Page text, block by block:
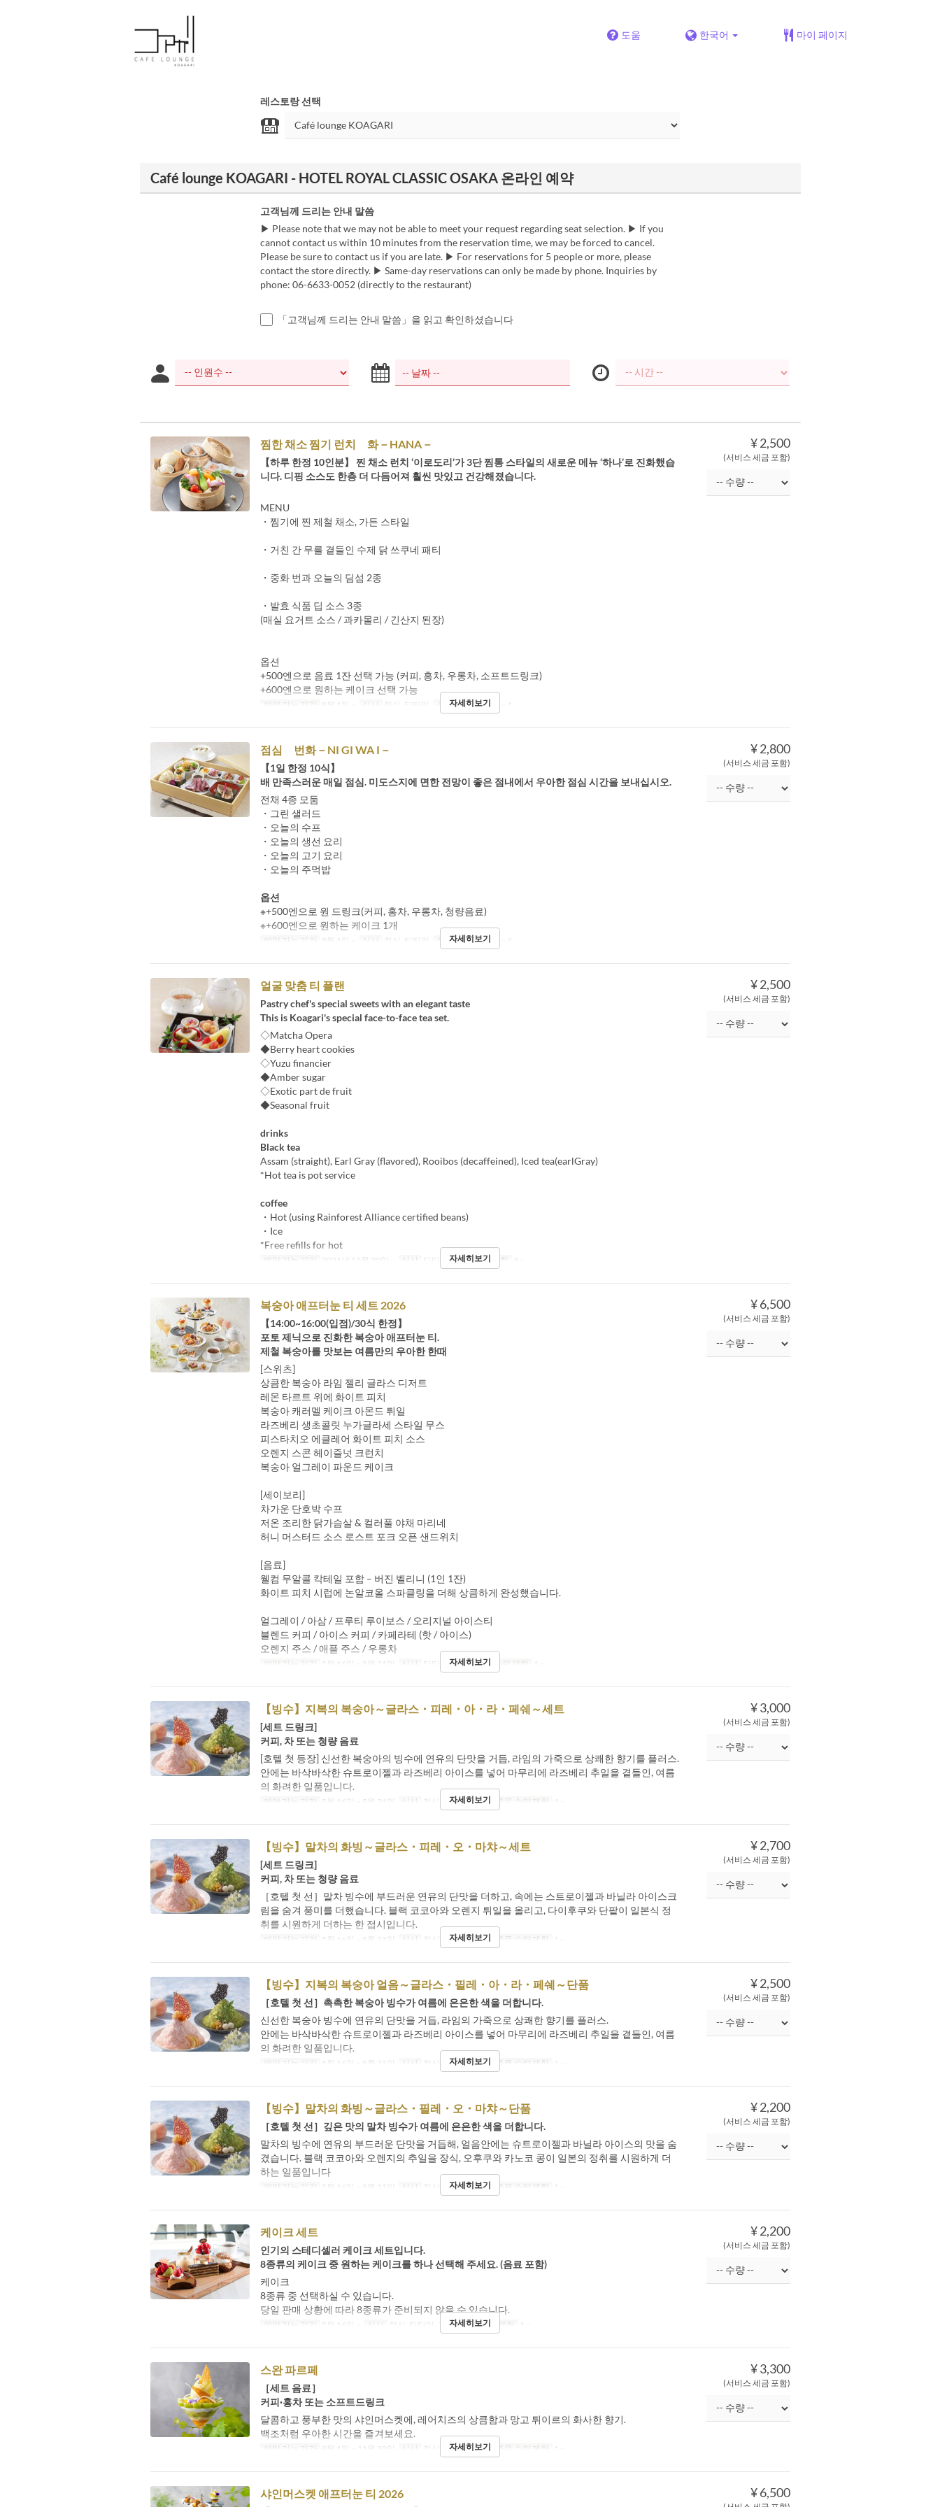
도움 한국어 마이 페이지
레스토랑 선택
Café lounge KOAGARI - HOTEL ROYAL CLASSIC OSAKA 온라인 예약
고객님께 드리는 안내 말씀
▶ Please note that we may not be able to meet your request regarding seat selection. ▶ If you
cannot contact us within 10 minutes from the reservation time, we may be forced to cancel.
Please be sure to contact us if you are late. ▶ For reservations for 5 people or more, please
contact the store directly. ▶ Same-day reservations can only be made by phone. Inquiries by
phone: 06-6633-0052 (directly to the restaurant)
「고객님께 드리는 안내 말씀」을 읽고 확인하셨습니다
¥ 2,500
(서비스 세금 포함)
찜한 채소 찜기 런치 화－HANA－
【하루 한정 10인분】 찐 채소 런치 ‘이로도리’가 3단 찜통 스타일의 새로운 메뉴 ‘하나’로 진화했습
니다. 디핑 소스도 한층 더 다듬어져 훨씬 맛있고 건강해졌습니다.
MENU
・찜기에 찐 제철 채소, 가든 스타일
・거친 간 무를 곁들인 수제 닭 쓰쿠네 패티
・중화 번과 오늘의 딤섬 2종
・발효 식품 딥 소스 3종
(매실 요거트 소스 / 과카몰리 / 긴산지 된장)
옵션
+500엔으로 음료 1잔 선택 가능 (커피, 홍차, 우롱차, 소프트드링크)
+600엔으로 원하는 케이크 선택 가능
예약 가능 기간 8월 1일 ~ 식사 점심, 티타임 주문 수량 제한 1 ~ 4
자세히보기
¥ 2,800
(서비스 세금 포함)
점심 번화－NI GI WA I－
【1일 한정 10식】
배 만족스러운 매일 점심. 미도스지에 면한 전망이 좋은 점내에서 우아한 점심 시간을 보내십시오.
전채 4종 모둠
・그린 샐러드
・오늘의 수프
・오늘의 생선 요리
・오늘의 고기 요리
・오늘의 주먹밥
옵션
※+500엔으로 원 드링크(커피, 홍차, 우롱차, 청량음료)
※+600엔으로 원하는 케이크 1개
예약 가능 기간 8월 1일 ~ 식사 점심, 티타임 주문 수량 제한 1 ~ 4
자세히보기
¥ 2,500
(서비스 세금 포함)
얼굴 맞춤 티 플랜
Pastry chef's special sweets with an elegant taste
This is Koagari's special face-to-face tea set.
◇Matcha Opera
◆Berry heart cookies
◇Yuzu financier
◆Amber sugar
◇Exotic part de fruit
◆Seasonal fruit
drinks
Black tea
Assam (straight), Earl Gray (flavored), Rooibos (decaffeined), Iced tea(earlGray)
*Hot tea is pot service
coffee
・Hot (using Rainforest Alliance certified beans)
・Ice
*Free refills for hot
예약 가능 기간 2021년 11월 20일 ~ 식사 티타임 주문 수량 제한 4 ~
자세히보기
¥ 6,500
(서비스 세금 포함)
복숭아 애프터눈 티 세트 2026
【14:00~16:00(입점)/30식 한정】
포토 제닉으로 진화한 복숭아 애프터눈 티.
제철 복숭아를 맛보는 여름만의 우아한 한때
[스위츠]
상큼한 복숭아 라임 젤리 글라스 디저트
레몬 타르트 위에 화이트 피치
복숭아 캐러멜 케이크 아몬드 튀일
라즈베리 생초콜릿 누가글라세 스타일 무스
피스타치오 에클레어 화이트 피치 소스
오렌지 스콘 헤이즐넛 크런치
복숭아 얼그레이 파운드 케이크
[세이보리]
차가운 단호박 수프
저온 조리한 닭가슴살 & 컬러풀 야채 마리네
허니 머스터드 소스 로스트 포크 오픈 샌드위치
[음료]
웰컴 무알콜 칵테일 포함 – 버진 벨리니 (1인 1잔)
화이트 피치 시럽에 논알코올 스파클링을 더해 상큼하게 완성했습니다.
얼그레이 / 아삼 / 프루티 루이보스 / 오리지널 아이스티
블렌드 커피 / 아이스 커피 / 카페라테 (핫 / 아이스)
오렌지 주스 / 애플 주스 / 우롱차
예약 가능 기간 5월 16일 ~ 8월 31일 식사 티타임, 저녁 주문 수량 제한 1 ~
자세히보기
¥ 3,000
(서비스 세금 포함)
【빙수】지복의 복숭아～글라스・피레・아・라・페쉐～세트
[세트 드링크]
커피, 차 또는 청량 음료
[호텔 첫 등장] 신선한 복숭아의 빙수에 연유의 단맛을 거듭, 라임의 가죽으로 상쾌한 향기를 플러스.
안에는 바삭바삭한 슈트로이젤과 라즈베리 아이스를 넣어 마무리에 라즈베리 추일을 곁들인, 여름
의 화려한 일품입니다.
예약 가능 기간 5월 16일 ~ 8월 31일 식사 점심, 티타임, 저녁 주문 수량 제한 1 ~
자세히보기
¥ 2,700
(서비스 세금 포함)
【빙수】말차의 화빙～글라스・피레・오・마챠～세트
[세트 드링크]
커피, 차 또는 청량 음료
［호텔 첫 선］말차 빙수에 부드러운 연유의 단맛을 더하고, 속에는 스트로이젤과 바닐라 아이스크
림을 숨겨 풍미를 더했습니다. 블랙 코코아와 오렌지 튀일을 올리고, 다이후쿠와 단팥이 일본식 정
취를 시원하게 더하는 한 접시입니다.
예약 가능 기간 5월 16일 ~ 8월 31일 식사 점심, 티타임, 저녁 주문 수량 제한 1 ~
자세히보기
¥ 2,500
(서비스 세금 포함)
【빙수】지복의 복숭아 얼음～글라스・필레・아・라・페쉐～단품
［호텔 첫 선］촉촉한 복숭아 빙수가 여름에 은은한 색을 더합니다.
신선한 복숭아 빙수에 연유의 단맛을 거듭, 라임의 가죽으로 상쾌한 향기를 플러스.
안에는 바삭바삭한 슈트로이젤과 라즈베리 아이스를 넣어 마무리에 라즈베리 추일을 곁들인, 여름
의 화려한 일품입니다.
예약 가능 기간 5월 16일 ~ 8월 31일 식사 점심, 티타임, 저녁 주문 수량 제한 1 ~
자세히보기
¥ 2,200
(서비스 세금 포함)
【빙수】말차의 화빙～글라스・필레・오・마챠～단품
［호텔 첫 선］깊은 맛의 말차 빙수가 여름에 은은한 색을 더합니다.
말차의 빙수에 연유의 부드러운 단맛을 거듭해, 얼음안에는 슈트로이젤과 바닐라 아이스의 맛을 숨
겼습니다. 블랙 코코아와 오렌지의 추일을 장식, 오후쿠와 카노코 콩이 일본의 정취를 시원하게 더
하는 일품입니다
예약 가능 기간 5월 16일 ~ 8월 31일 식사 점심, 티타임, 저녁 주문 수량 제한 1 ~
자세히보기
¥ 2,200
(서비스 세금 포함)
케이크 세트
인기의 스테디셀러 케이크 세트입니다.
8종류의 케이크 중 원하는 케이크를 하나 선택해 주세요. (음료 포함)
케이크
8종류 중 선택하실 수 있습니다.
당일 판매 상황에 따라 8종류가 준비되지 않을 수 있습니다.
예약 가능 기간 5월 16일 ~ 식사 점심, 티타임, 저녁 주문 수량 제한 1 ~
자세히보기
¥ 3,300
(서비스 세금 포함)
스완 파르페
［세트 음료］
커피·홍차 또는 소프트드링크
달콤하고 풍부한 맛의 샤인머스켓에, 레어치즈의 상큼함과 망고 튀이르의 화사한 향기.
백조처럼 우아한 시간을 즐겨보세요.
예약 가능 기간 9월 1일 ~ 11월 30일 식사 점심, 티타임, 저녁 주문 수량 제한 1 ~
자세히보기
¥ 6,500
샤인머스켓 애프터눈 티 2026